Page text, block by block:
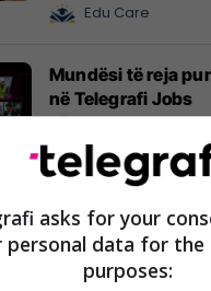
Edu Care
Mundësi të reja
në Telegrafi Jobs
Telegrafi Jobs
asks for your
personal data for
purposes: